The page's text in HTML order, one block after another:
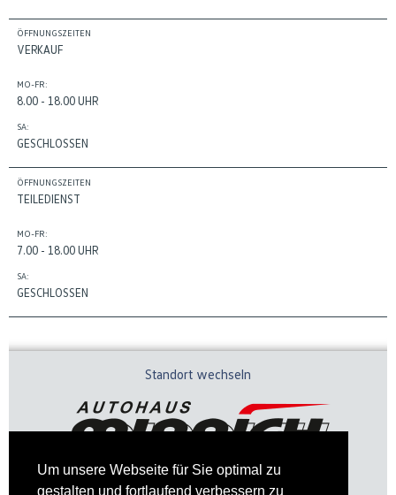
Um unsere Webseite für Sie optimal zu
gestalten und fortlaufend verbessern zu
ÖFFNUNGSZEITEN
VERKAUF
MO-FR:
8.00 - 18.00 UHR
SA:
GESCHLOSSEN
ÖFFNUNGSZEITEN
TEILEDIENST
MO-FR:
7.00 - 18.00 UHR
SA:
GESCHLOSSEN
Standort wechseln